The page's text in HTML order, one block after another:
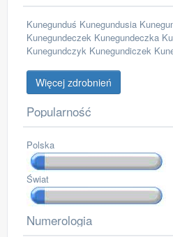
Kunegunduś Kunegundusia
Kunegundeczek Kunegundeczka
Kunegundczyk Kunegundiczek
Więcej zdrobnień
Popularność
Polska
Świat
Numerologia